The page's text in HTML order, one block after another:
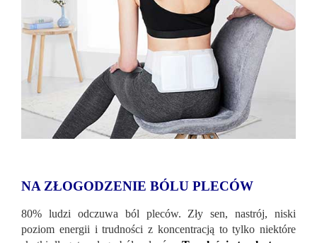
NA ZŁOGODZENIE BÓLU PLECÓW
80% ludzi odczuwa ból pleców. Zły sen, nastrój, niski
poziom energii i trudności z koncentracją to tylko niektóre